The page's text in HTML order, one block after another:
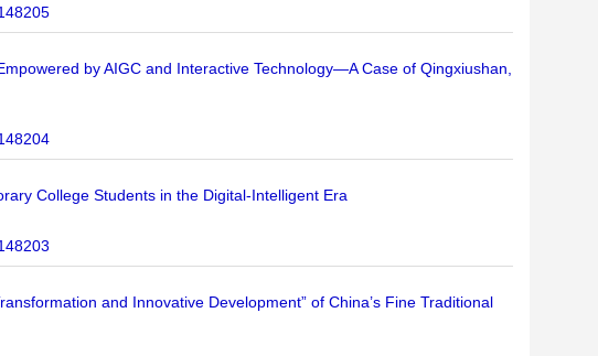
by AIGC and Interactive Technology—A Case of Qingxiushan,
College Students in the Digital-Intelligent Era
and Innovative Development” of China’s Fine Traditional